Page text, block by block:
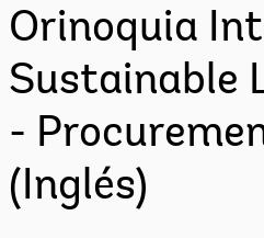
Orinoquia
Sustainable
-
(Inglés)